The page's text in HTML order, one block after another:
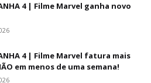
4 | Filme Marvel ganha novo
4 | Filme Marvel fatura mais
em menos de uma semana!